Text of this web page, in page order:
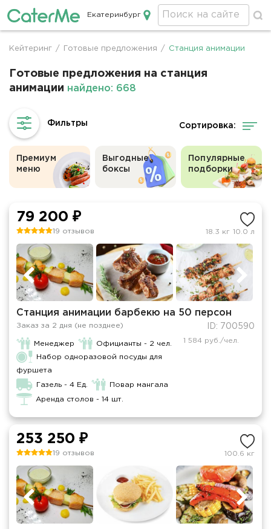
Кейтеринг в Екатеринбурге
Екатеринбург
Строка
Кейтеринг / Готовые предложения / Станция анимации
Готовые предложения на станция
анимации найдено: 668
Сортировка:
Премиум
меню
Выгодные
боксы
Популярные
подборки
79 200 ₽
19 отзывов 18.3 кг 10.0 л
Станция анимации барбекю на 50 персон
Заказ за 2 дня (не позднее) ID: 700590
Менеджер
Официанты - 2 чел.
Набор одноразовой посуды для
фуршета
Газель - 4 Ед. Повар мангала
Аренда столов - 14 шт.
1 584 руб./чел.
253 250 ₽
19 отзывов 100.6 кг